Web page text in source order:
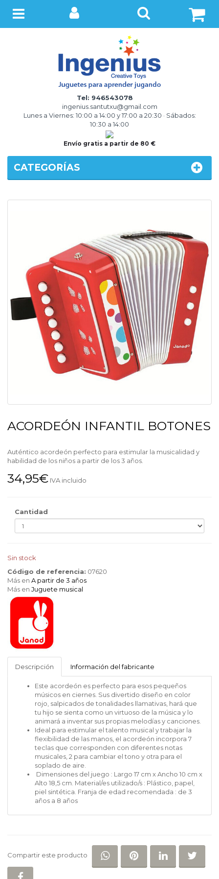
Tel: 946543078
ingenius.santutxu@gmail.com
Lunes a Viernes: 10:00 a 14:00 y 17:00 a 20:30 · Sábados:
10:30 a 14:00
Menú
Envío gratis a partir de 80 €
ACORDEÓN INFANTIL BOTONES
Auténtico acordeón perfecto para estimular la musicalidad y
habilidad de los niños a partir de los 3 años.
34,95€ IVA incluido
Cantidad
Sin stock
Código de referencia: 07620
Más en A partir de 3 años
Más en Juguete musical
Janod
Descripción
Información del fabricante
Este acordeón es perfecto para esos pequeños
músicos en ciernes. Sus divertido diseño en color
rojo, salpicados de tonalidades llamativas, hará que
tu hijo se sienta como un virtuoso de la música y lo
animará a inventar sus propias melodías y canciones.
Ideal para estimular el talento musical y trabajar la
flexibilidad de las manos, el acordeón incorpora 7
teclas que corresponden con diferentes notas
musicales, 2 para cambiar el tono y otra para el
soplado de aire.
Dimensiones del juego : Largo 17 cm x Ancho 10 cm x
Alto 18,5 cm. Material/es utilizado/s : Plástico, papel,
piel sintética. Franja de edad recomendada : de 3
años a 8 años
Compartir este producto COMPARTIR EN
COMPARTIR EN
CATEGORÍAS